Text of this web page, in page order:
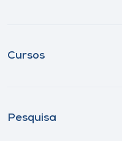
Cursos
Pesquisa